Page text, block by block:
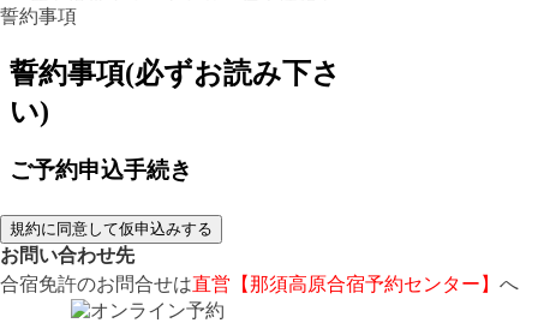
誓約事項
規約に同意して仮申込みする
お問い合わせ先
合宿免許のお問合せは直営【那須高原合宿予約センター】 へ